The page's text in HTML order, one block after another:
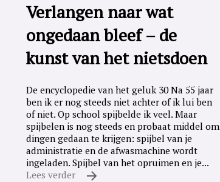
Verlangen naar wat
ongedaan bleef – de
kunst van het nietsdoen
De encyclopedie van het geluk 30 Na 55 jaar
ben ik er nog steeds niet achter of ik lui ben
of niet. Op school spijbelde ik veel. Maar
spijbelen is nog steeds en probaat middel om
dingen gedaan te krijgen: spijbel van je
administratie en de afwasmachine wordt
ingeladen. Spijbel van het opruimen en je...
Lees verder